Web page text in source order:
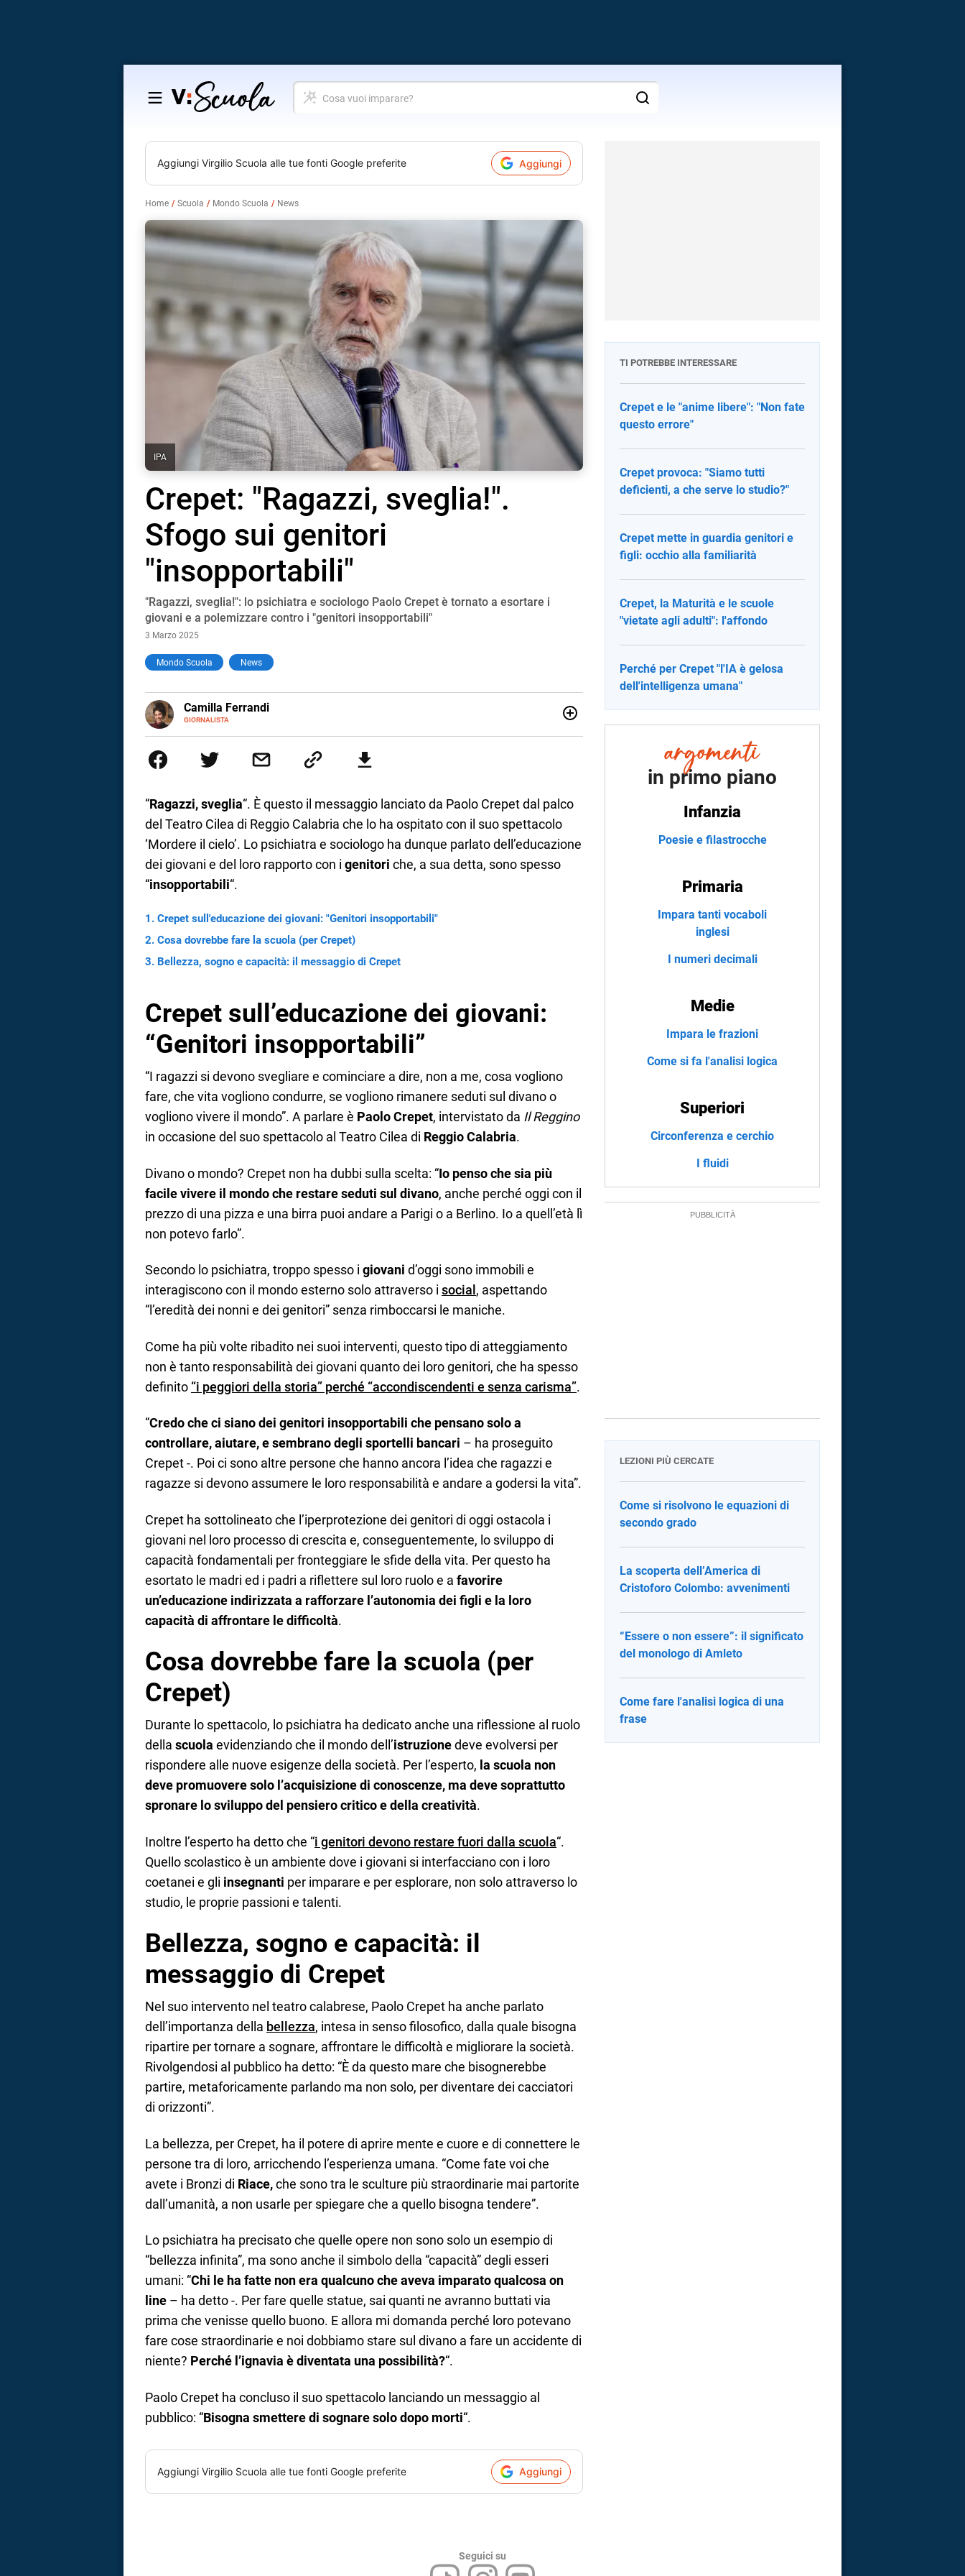
Salta
contenuto
Cosa
vuoi
Aggiungi Virgilio Scuola alle tue fonti Google preferite Aggiungi
Home Scuola Mondo Scuola News
IPA
Crepet: "Ragazzi, sveglia!".
Sfogo sui genitori
"insopportabili"
"Ragazzi, sveglia!": lo psichiatra e sociologo Paolo Crepet è tornato a esortare i
giovani e a polemizzare contro i "genitori insopportabili"
3 Marzo 2025
Mondo Scuola News
Camilla Ferrandi
GIORNALISTA
E-
MAIL
LINKEDIN
più fermata. L’attualità è il mio pane quotidiano, i libri la mia via per evadere e viaggiare con
la mente.
“Ragazzi, sveglia“. È questo il messaggio lanciato da Paolo Crepet dal palco
del Teatro Cilea di Reggio Calabria che lo ha ospitato con il suo spettacolo
‘Mordere il cielo’. Lo psichiatra e sociologo ha dunque parlato dell’educazione
dei giovani e del loro rapporto con i genitori che, a sua detta, sono spesso
“insopportabili“.
Crepet sull'educazione dei giovani: "Genitori insopportabili"
Cosa dovrebbe fare la scuola (per Crepet)
Bellezza, sogno e capacità: il messaggio di Crepet
Crepet sull’educazione dei giovani:
“Genitori insopportabili”
“I ragazzi si devono svegliare e cominciare a dire, non a me, cosa vogliono
fare, che vita vogliono condurre, se vogliono rimanere seduti sul divano o
vogliono vivere il mondo”. A parlare è Paolo Crepet, intervistato da Il Reggino
in occasione del suo spettacolo al Teatro Cilea di Reggio Calabria.
Divano o mondo? Crepet non ha dubbi sulla scelta: “Io penso che sia più
facile vivere il mondo che restare seduti sul divano, anche perché oggi con il
prezzo di una pizza e una birra puoi andare a Parigi o a Berlino. Io a quell’età lì
non potevo farlo”.
Secondo lo psichiatra, troppo spesso i giovani d’oggi sono immobili e
interagiscono con il mondo esterno solo attraverso i social , aspettando
“l’eredità dei nonni e dei genitori” senza rimboccarsi le maniche.
Come ha più volte ribadito nei suoi interventi, questo tipo di atteggiamento
non è tanto responsabilità dei giovani quanto dei loro genitori, che ha spesso
definito “i peggiori della storia” perché “accondiscendenti e senza carisma”.
“Credo che ci siano dei genitori insopportabili che pensano solo a
controllare, aiutare, e sembrano degli sportelli bancari – ha proseguito
Crepet -. Poi ci sono altre persone che hanno ancora l’idea che ragazzi e
ragazze si devono assumere le loro responsabilità e andare a godersi la vita”.
Crepet ha sottolineato che l’iperprotezione dei genitori di oggi ostacola i
giovani nel loro processo di crescita e, conseguentemente, lo sviluppo di
capacità fondamentali per fronteggiare le sfide della vita. Per questo ha
esortato le madri ed i padri a riflettere sul loro ruolo e a favorire
un’educazione indirizzata a rafforzare l’autonomia dei figli e la loro
capacità di affrontare le difficoltà.
Cosa dovrebbe fare la scuola (per
Crepet)
Durante lo spettacolo, lo psichiatra ha dedicato anche una riflessione al ruolo
della scuola evidenziando che il mondo dell’istruzionedeve evolversi per
rispondere alle nuove esigenze della società. Per l’esperto, la scuola non
deve promuovere solo l’acquisizione di conoscenze, ma deve soprattutto
spronare lo sviluppo del pensiero critico e della creatività.
Inoltre l’esperto ha detto che “i genitori devono restare fuori dalla scuola“.
Quello scolastico è un ambiente dove i giovani si interfacciano con i loro
coetanei e gli insegnanti per imparare e per esplorare, non solo attraverso lo
studio, le proprie passioni e talenti.
Bellezza, sogno e capacità: il
messaggio di Crepet
Nel suo intervento nel teatro calabrese, Paolo Crepet ha anche parlato
dell’importanza della bellezza, intesa in senso filosofico, dalla quale bisogna
ripartire per tornare a sognare, affrontare le difficoltà e migliorare la società.
Rivolgendosi al pubblico ha detto: “È da questo mare che bisognerebbe
partire, metaforicamente parlando ma non solo, per diventare dei cacciatori
di orizzonti”.
La bellezza, per Crepet, ha il potere di aprire mente e cuore e di connettere le
persone tra di loro, arricchendo l’esperienza umana. “Come fate voi che
avete i Bronzi di Riace,che sono tra le sculture più straordinarie mai partorite
dall’umanità, a non usarle per spiegare che a quello bisogna tendere”.
Lo psichiatra ha precisato che quelle opere non sono solo un esempio di
“bellezza infinita”, ma sono anche il simbolo della “capacità” degli esseri
umani: “Chi le ha fatte non era qualcuno che aveva imparato qualcosa on
line – ha detto -. Per fare quelle statue, sai quanti ne avranno buttati via
prima che venisse quello buono. E allora mi domanda perché loro potevano
fare cose straordinarie e noi dobbiamo stare sul divano a fare un accidente di
niente? Perché l’ignavia è diventata una possibilità?“.
Paolo Crepet ha concluso il suo spettacolo lanciando un messaggio al
pubblico: “Bisogna smettere di sognare solo dopo morti“.
Aggiungi Virgilio Scuola alle tue fonti Google preferite Aggiungi
TI POTREBBE INTERESSARE
Crepet e le "anime libere": "Non fate
questo errore"
Crepet provoca: "Siamo tutti
deficienti, a che serve lo studio?"
Crepet mette in guardia genitori e
figli: occhio alla familiarità
Crepet, la Maturità e le scuole
"vietate agli adulti": l'affondo
Perché per Crepet "l'IA è gelosa
dell'intelligenza umana"
in primo piano
Infanzia
Poesie e filastrocche
Primaria
Impara tanti vocaboli
inglesi
I numeri decimali
Medie
Impara le frazioni
Come si fa l'analisi logica
Superiori
Circonferenza e cerchio
I fluidi
LEZIONI PIÙ CERCATE
Come si risolvono le equazioni di
secondo grado
La scoperta dell’America di
Cristoforo Colombo: avvenimenti
“Essere o non essere”: il significato
del monologo di Amleto
Come fare l'analisi logica di una
frase
Seguici su